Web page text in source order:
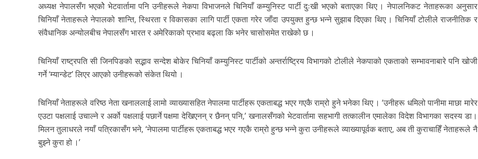
अध्यक्ष नेपालसँग भएकोे भेटवार्तामा पनि उनीहरूले नेकपा विभाजनले चिनियाँ कम्युनिस्ट पार्टी दुःखी भएको बताएका थिए । नेपालनिकट नेताहरूका अनुसार
चिनियाँ नेताहरूले नेपालको शान्ति, स्थिरता र विकासका लागि पार्टी एकता गरेर जाँदा उपयुक्त हुन्छ भन्ने सुझाब दिएका थिए । चिनियाँ टोलीले राजनीतिक र
संवैधानिक अन्योलबीच नेपालसँग भारत र अमेरिकाको प्रभाव बढ्ला कि भनेर चासोसमेत राखेको छ ।
चिनियाँ राष्ट्रपति सी जिनपिङको सद्भाव सन्देश बोकेर चिनियाँ कम्युनिस्ट पार्टीको अन्तर्राष्ट्रिय विभागको टोलीले नेकपाको एकताको सम्भावनाबारे पनि खोजी
गर्ने ‘म्यान्डेट’ लिएर आएको उनीहरूको संकेत थियो ।
चिनियाँ नेताहरूले वरिष्ठ नेता खनाललाई लामो व्याख्यासहित नेपालमा पार्टीहरू एकताबद्ध भएर गएकै राम्रो हुने भनेका थिए । ‘उनीहरू धमिलो पानीमा माछा मारेर
एउटा पक्षलाई उचाल्ने र अर्को पक्षलाई पछार्ने पक्षमा देखिएनन् र छैनन् पनि,’ खनालसँगको भेटवार्तामा सहभागी तत्कालीन एमालेका विदेश विभागका सदस्य डा।
मिलन तुलाधरले नयाँ पत्रिकासँग भने, ‘नेपालमा पार्टीहरू एकताबद्ध भएर गएकै राम्रो हुन्छ भन्ने कुरा उनीहरूले व्याख्यापूर्वक बताए, अब ती कुराचाहिँ नेताहरूले नै
बुझ्ने कुरा हो ।’